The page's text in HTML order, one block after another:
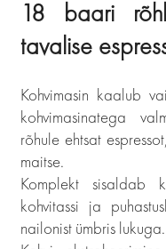
18 baari
tavalise
Kohvimasin kaalub
kohvimasinatega
rõhule ehtsat
maitse.
Komplekt sisaldab
kohvitassi ja
nailonist ümbris lukuga.